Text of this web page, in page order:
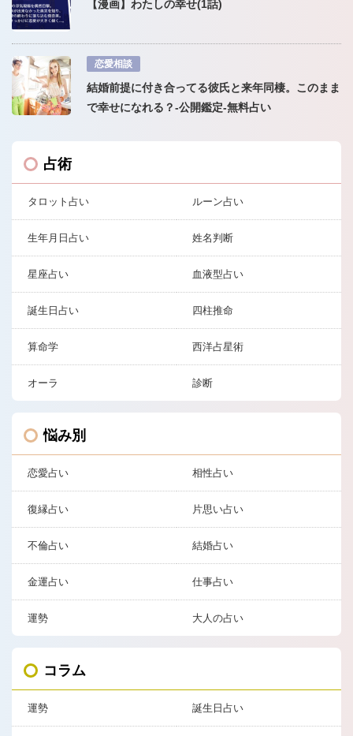
【漫画】わたしの幸せ(1話)
恋愛相談
結婚前提に付き合ってる彼氏と来年同棲。このまま
で幸せになれる？-公開鑑定-無料占い
占術
タロット占い ルーン占い
生年月日占い 姓名判断
星座占い 血液型占い
誕生日占い 四柱推命
算命学 西洋占星術
オーラ 診断
悩み別
恋愛占い 相性占い
復縁占い 片思い占い
不倫占い 結婚占い
金運占い 仕事占い
運勢 大人の占い
コラム
運勢 誕生日占い